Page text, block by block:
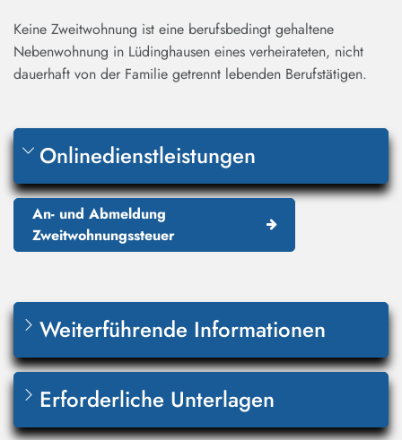
Keine Zweitwohnung ist eine berufsbedingt gehaltene
Nebenwohnung in Lüdinghausen eines verheirateten, nicht
dauerhaft von der Familie getrennt lebenden Berufstätigen.
Onlinedienstleistungen
An- und Abmeldung
Zweitwohnungssteuer
Weiterführende Informationen
Erforderliche Unterlagen